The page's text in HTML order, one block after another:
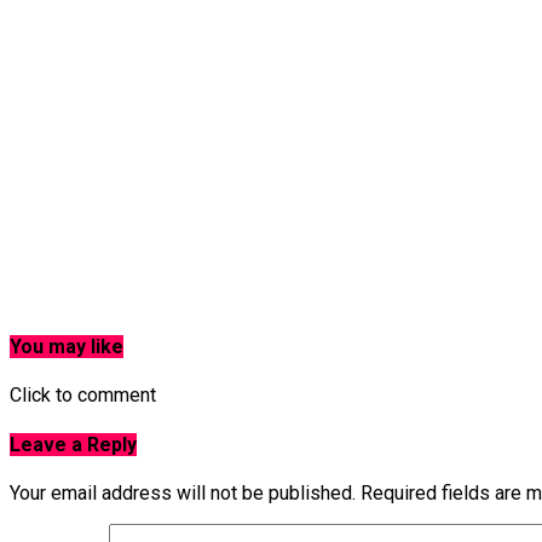
You may like
Click to comment
Leave a Reply
Your email address will not be published. Required fields are